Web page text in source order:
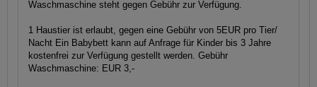
Waschmaschine steht gegen Gebühr zur Verfügung.
1 Haustier ist erlaubt, gegen eine Gebühr von 5EUR pro Tier/
Nacht Ein Babybett kann auf Anfrage für Kinder bis 3 Jahre
kostenfrei zur Verfügung gestellt werden. Gebühr
Waschmaschine: EUR 3,-